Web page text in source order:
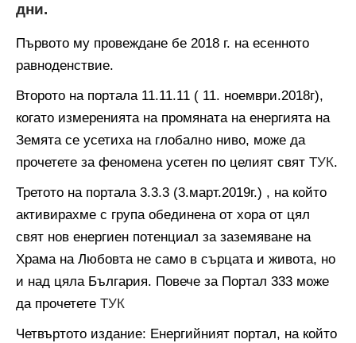
дни.
Първото му провеждане бе 2018 г. на есенното
равноденствие.
Второто на портала 11.11.11 ( 11. ноември.2018г),
когато измеренията на промяната на енергията на
Земята се усетиха на глобално ниво, може да
прочетете за феномена усетен по целият свят ТУК.
Третото на портала 3.3.3 (3.март.2019г.) , на който
активирахме с група обединена от хора от цял
свят нов енергиен потенциал за заземяване на
Храма на Любовта не само в сърцата и живота, но
и над цяла България. Повече за Портал 333 може
да прочетете ТУК
Четвъртото издание: Енергийният портал, на който